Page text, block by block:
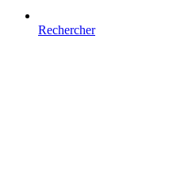
Rechercher